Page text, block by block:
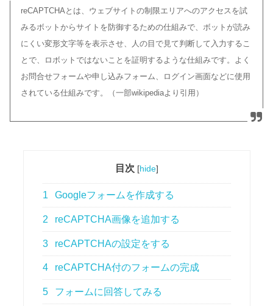
reCAPTCHAとは、ウェブサイトの制限エリアへのアクセスを試
みるボットからサイトを防御するための仕組みで、ボットが読み
にくい変形文字等を表示させ、人の目で見て判断して入力するこ
とで、ロボットではないことを証明するような仕組みです。よく
お問合せフォームや申し込みフォーム、ログイン画面などに使用
されている仕組みです。（一部wikipediaより引用）
目次 [hide]
1 Googleフォームを作成する
2 reCAPTCHA画像を追加する
3 reCAPTCHAの設定をする
4 reCAPTCHA付のフォームの完成
5 フォームに回答してみる